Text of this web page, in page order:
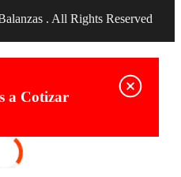
. All Rights Reserved
a Cotizar